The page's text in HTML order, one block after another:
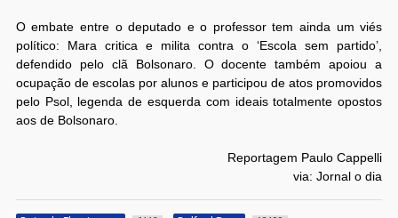
O embate entre o deputado e o professor tem ainda um viés
político: Mara critica e milita contra o ‘Escola sem partido’,
defendido pelo clã Bolsonaro. O docente também apoiou a
ocupação de escolas por alunos e participou de atos promovidos
pelo Psol, legenda de esquerda com ideais totalmente opostos
aos de Bolsonaro.
Reportagem Paulo Cappelli
via: Jornal o dia